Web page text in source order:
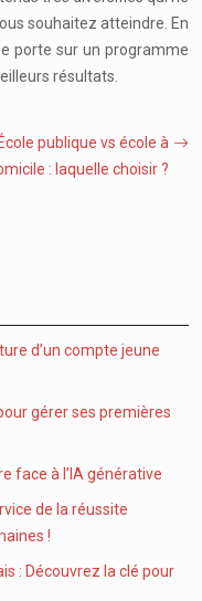
souhaitez atteindre. En
porte sur un programme
résultats.
École publique vs école à
: laquelle choisir ?
d’un compte jeune
gérer ses premières
face à l’IA générative
de la réussite
!
: Découvrez la clé pour